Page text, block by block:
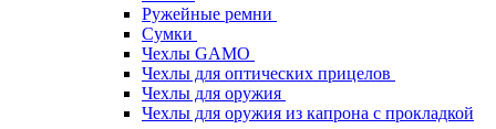
Ружейные ремни
Сумки
Чехлы GAMO
Чехлы для оптических прицелов
Чехлы для оружия
Чехлы для оружия из капрона с прокладкой